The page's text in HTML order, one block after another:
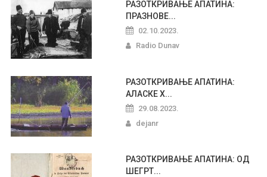
РАЗОТКРИВАЊЕ АПАТИНА:
ПРАЗНОВЕ...
02.10.2023.
Radio Dunav
РАЗОТКРИВАЊЕ АПАТИНА:
АЛАСКЕ Х...
29.08.2023.
dejanr
РАЗОТКРИВАЊЕ АПАТИНА: ОД
ШЕГРТ...